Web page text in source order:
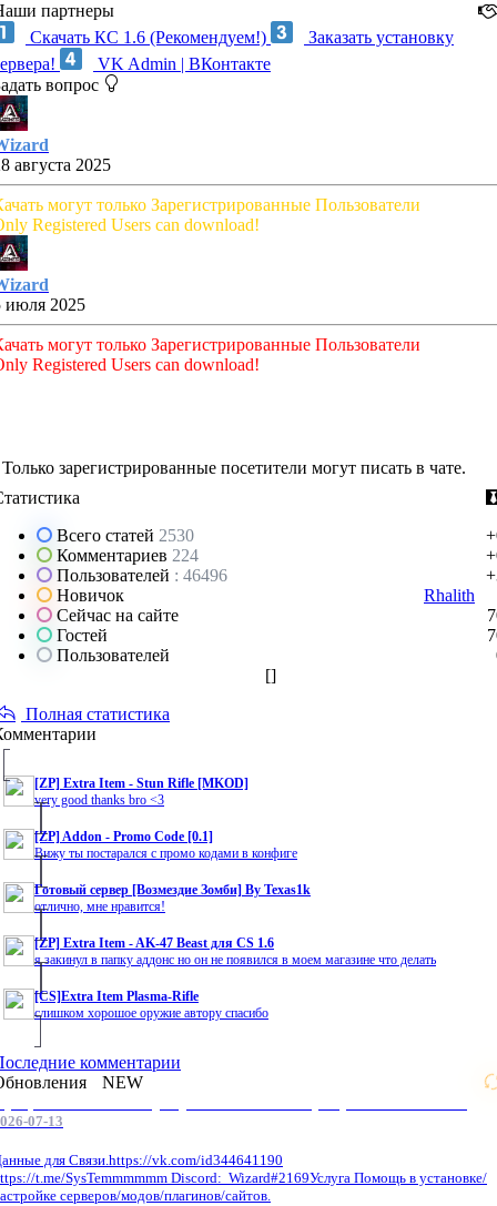
партнеры
Скачать КС 1.6 (Рекомендуем!)
Заказать установку
VK Admin | ВКонтакте
вопрос
августа 2025
могут только Зарегистрированные Пользователи
Registered Users can download!
июля 2025
могут только Зарегистрированные Пользователи
Registered Users can download!
Только зарегистрированные посетители могут писать в чате.
Всего статей 2530
Комментариев 224
Пользователей : 46496
Новичок
Rhalith
Сейчас на сайте
Гостей
Пользователей
[]
Полная статистика
[ZP] Extra Item - Stun Rifle [MKOD]
very good thanks bro <3
[ZP] Addon - Promo Code [0.1]
Вижу ты постарался с промо кодами в конфиге
Готовый сервер [Возмездие Зомби] By Texas1k
отлично, мне нравится!
[ZP] Extra Item - AK-47 Beast для CS 1.6
я закинул в папку аддонс но он не появился в моем магазине что делать
[CS]Extra Item Plasma-Rifle
слишком хорошое оружие автору спасибо
комментарии
NEW
07-13
для Связи.https://vk.com/id344641190
t.me/SysTemmmmmm Discord: Wizard#2169Услуга Помощь в установке/
серверов/модов/плагинов/сайтов.